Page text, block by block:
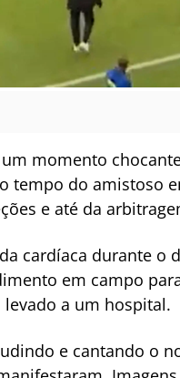
momento
tempo do amistoso
e até da
cardíaca durante o
em campo
a um hospital.
e cantando o